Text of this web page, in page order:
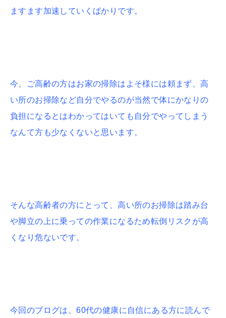
ますます加速していくばかりです。
今、ご高齢の方はお家の掃除はよそ様には頼まず、高
い所のお掃除など自分でやるのが当然で体にかなりの
負担になるとはわかってはいても自分でやってしまう
なんて方も少なくないと思います。
そんな高齢者の方にとって、高い所のお掃除は踏み台
や脚立の上に乗っての作業になるため転倒リスクが高
くなり危ないです。
今回のブログは、60代の健康に自信にある方に読んで